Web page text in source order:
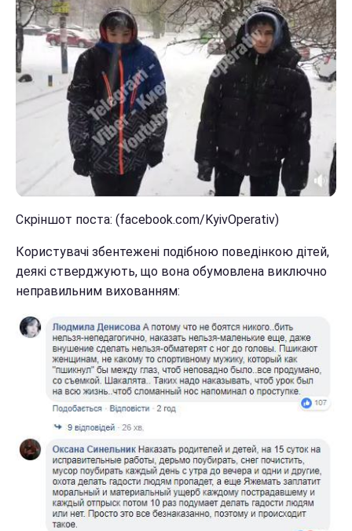
Скріншот поста: (facebook.com/KyivOperativ)
Користувачі збентежені подібною поведінкою дітей,
деякі стверджують, що вона обумовлена виключно
неправильним вихованням: